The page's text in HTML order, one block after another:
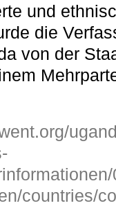
und
die
von der
countries/